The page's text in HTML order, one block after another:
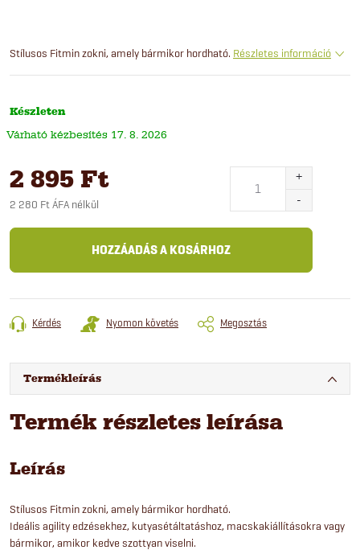
Stílusos Fitmin zokni, amely bármikor hordható. Részletes információ
Készleten
17. 8. 2026
2 895 Ft
2 280 Ft ÁFA nélkül
HOZZÁADÁS A KOSÁRHOZ
Kérdés Nyomon követés Megosztás
Termékleírás
Termék részletes leírása
Leírás
Stílusos Fitmin zokni, amely bármikor hordható.
Ideális agility edzésekhez, kutyasétáltatáshoz, macskakiállításokra vagy
bármikor, amikor kedve szottyan viselni.